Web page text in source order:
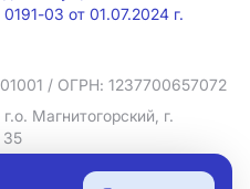
03 от 01.07.2024 г.
/ ОГРН: 1237700657072
Магнитогорский, г.
35
персональных данных